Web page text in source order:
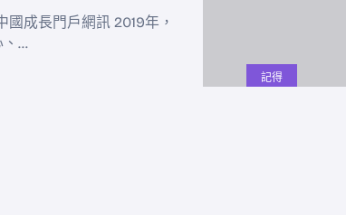
國成長門戶網訊 2019年，
、…
記得